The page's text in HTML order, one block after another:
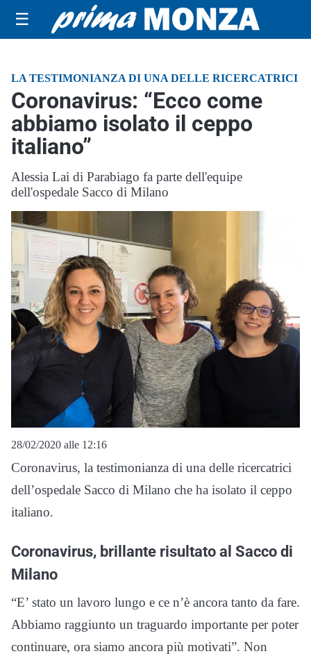
☰
LA TESTIMONIANZA DI UNA DELLE RICERCATRICI
Coronavirus: “Ecco come
abbiamo isolato il ceppo
italiano”
Alessia Lai di Parabiago fa parte dell'equipe
dell'ospedale Sacco di Milano
28/02/2020 alle 12:16
Coronavirus, la testimonianza di una delle ricercatrici
dell’ospedale Sacco di Milano che ha isolato il ceppo
italiano.
Coronavirus, brillante risultato al Sacco di
Milano
“E’ stato un lavoro lungo e ce n’è ancora tanto da fare.
Abbiamo raggiunto un traguardo importante per poter
continuare, ora siamo ancora più motivati”. Non